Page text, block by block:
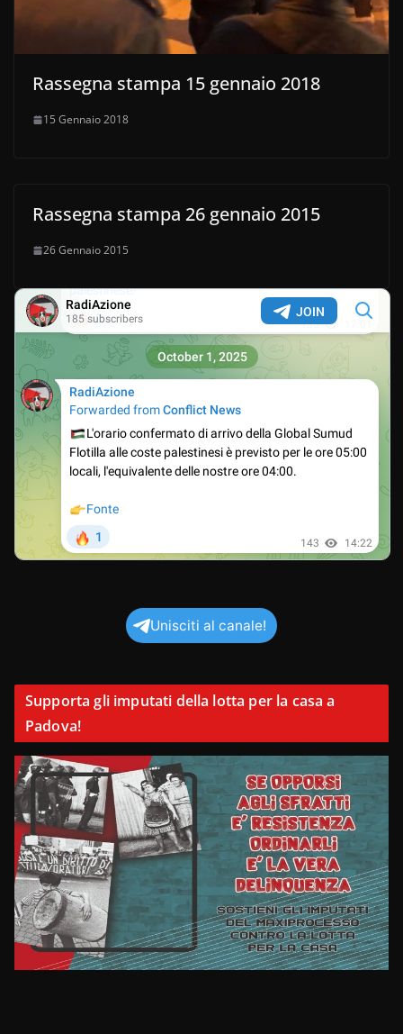
Rassegna stampa 15 gennaio 2018
15 Gennaio 2018
Rassegna stampa 26 gennaio 2015
26 Gennaio 2015
Unisciti al canale!
Supporta gli imputati della lotta per la casa a
Padova!